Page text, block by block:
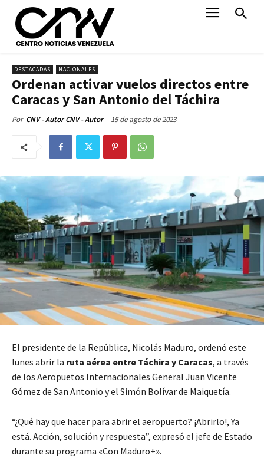
DESTACADAS NACIONALES
Ordenan activar vuelos directos entre
Caracas y San Antonio del Táchira
Por CNV - Autor CNV - Autor 15 de agosto de 2023
El presidente de la República, Nicolás Maduro, ordenó este
lunes abrir la ruta aérea entre Táchira y Caracas, a través
de los Aeropuetos Internacionales General Juan Vicente
Gómez de San Antonio y el Simón Bolívar de Maiquetía.
“¿Qué hay que hacer para abrir el aeropuerto? ¡Abrirlo!, Ya
está. Acción, solución y respuesta”, expresó el jefe de Estado
durante su programa «Con Maduro+».